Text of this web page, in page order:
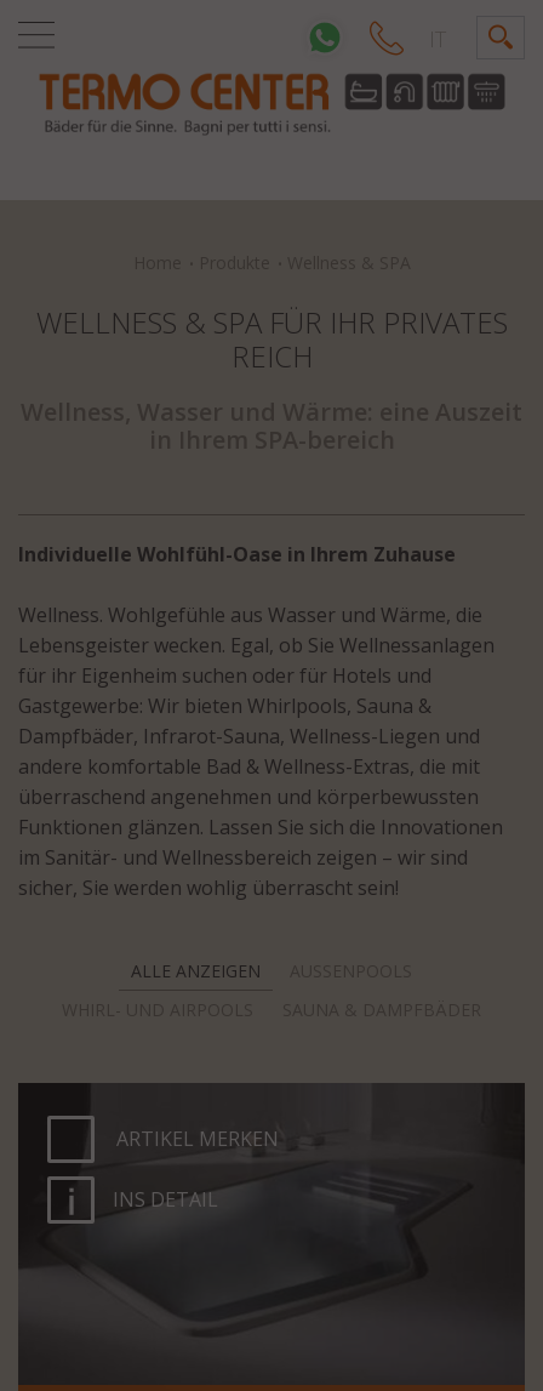
WELLNESS & SPA FÜR IHR PRIVATES
REICH
Individuelle Wohlfühl-Oase in Ihrem Zuhause
Wellness. Wohlgefühle aus Wasser und Wärme, die
Lebensgeister wecken. Egal, ob Sie Wellnessanlagen
für ihr Eigenheim suchen oder für Hotels und
Gastgewerbe: Wir bieten Whirlpools, Sauna &
Dampfbäder, Infrarot-Sauna, Wellness-Liegen und
andere komfortable Bad & Wellness-Extras, die mit
überraschend angenehmen und körperbewussten
Funktionen glänzen. Lassen Sie sich die Innovationen
im Sanitär- und Wellnessbereich zeigen – wir sind
sicher, Sie werden wohlig überrascht sein!
ALLE ANZEIGEN
ARTIKEL MERKEN
INS DETAIL